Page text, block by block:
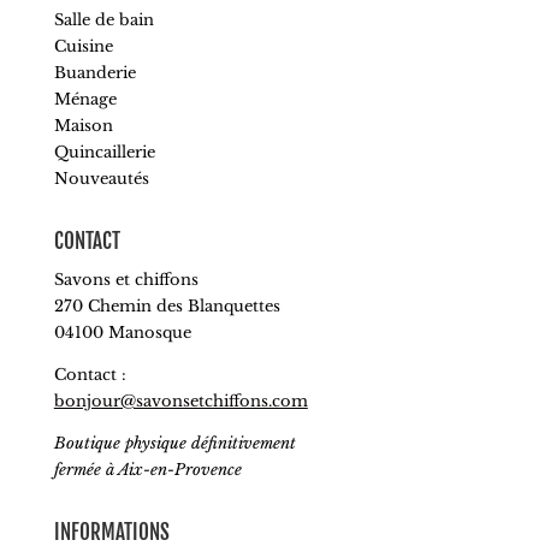
Salle de bain
Cuisine
Buanderie
Ménage
Maison
Quincaillerie
Nouveautés
CONTACT
Savons et chiffons
270 Chemin des Blanquettes
04100 Manosque
Contact :
bonjour@savonsetchiffons.com
Boutique physique définitivement
fermée à Aix-en-Provence
INFORMATIONS